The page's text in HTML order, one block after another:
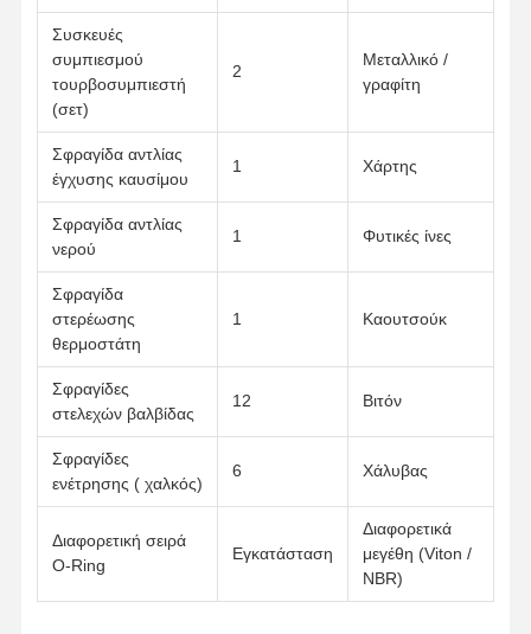
DOOSAN Μέρη κινητήρων εξορυκτών
Μέρη μηχανών εκσκαφέων Isuzu
αντλία πετρελαίου κινητήρα
συνδέοντας ράβδος μηχανών
Κυλινδροκεφαλή κινητήρα
Δαχτυλίδι εμβόλων μηχανών
Στροφαλοφόρος άξονας μηχανών diesel
άξονας μηχανών diesel
Υπερσυμπιεστής κινητήρα
Άλλα εμπορικά σήματα
Συσκευές
συμπιεσμού
τουρβοσυμπιεστή
(σετ)
2
Μεταλλικό /
γραφίτη
Σφραγίδα αντλίας
έγχυσης καυσίμου
1 Χάρτης
Σφραγίδα αντλίας
νερού
1 Φυτικές ίνες
Σφραγίδα
στερέωσης
θερμοστάτη
1 Καουτσούκ
Σφραγίδες
στελεχών βαλβίδας
12 Βιτόν
Σφραγίδες
ενέτρησης ( χαλκός)
6 Χάλυβας
Διαφορετική σειρά
O-Ring
Εγκατάσταση
Διαφορετικά
μεγέθη (Viton /
NBR)